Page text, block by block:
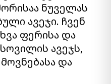
ნუველას
ავეჯი. ჩვენ
ფერისა და
ავეჯს,
და